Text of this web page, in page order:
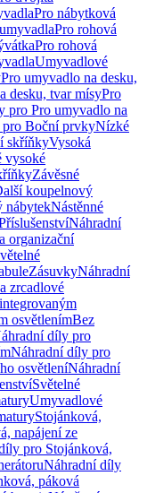
Pro nábytková
Pro rohová
Pro rohová
Umyvadlové
Pro umyvadlo na desku,
desku, tvar mísyPro
pro Pro umyvadlo na
Boční prvkyNízké
skříňkyVysoká
vysoké
Závěsné
koupelnový
nábytekNástěnné
Náhradní
organizační
ZásuvkyNáhradní
zrcadlové
osvětlenímBez
díly pro
Náhradní díly pro
osvětleníNáhradní
Světelné
Umyvadlové
Stojánková,
napájení ze
pro Stojánková,
Náhradní díly
páková